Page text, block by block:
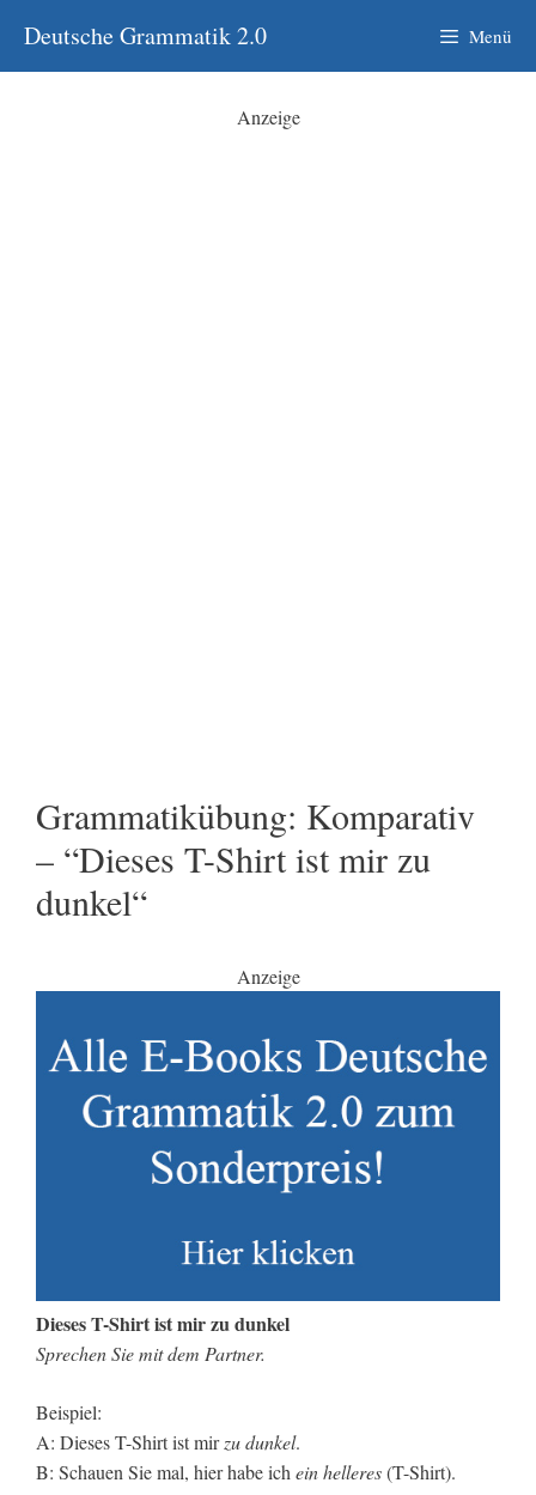
Inhalt
springen
Deutsche Grammatik 2.0 Menü
Anzeige
Grammatikübung: Komparativ
– “Dieses T-Shirt ist mir zu
dunkel“
Anzeige
Dieses T-Shirt ist mir zu dunkel
Sprechen Sie mit dem Partner.
Beispiel:
A: Dieses T-Shirt ist mirzu dunkel.
B: Schauen Sie mal, hier habe ich ein helleres(T-Shirt).